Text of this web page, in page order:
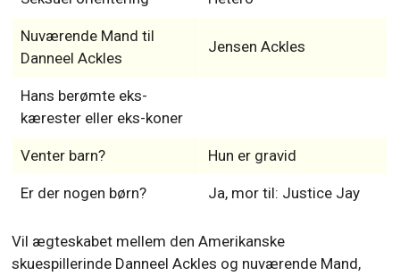
Nuværende Mand til
Danneel Ackles
Jensen Ackles
Hans berømte eks-
kærester eller eks-koner
Venter barn? Hun er gravid
Er der nogen børn? Ja, mor til: Justice Jay
Vil ægteskabet mellem den Amerikanske
skuespillerinde Danneel Ackles og nuværende Mand,